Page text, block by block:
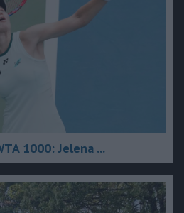
1000: Jelena ...